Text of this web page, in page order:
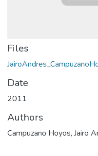
Files
Date
2011
Authors
Campuzano Hoyos, Jairo